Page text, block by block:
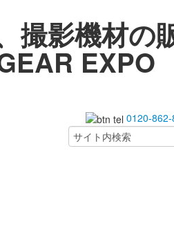
撮影機材の
EXPO
0120-